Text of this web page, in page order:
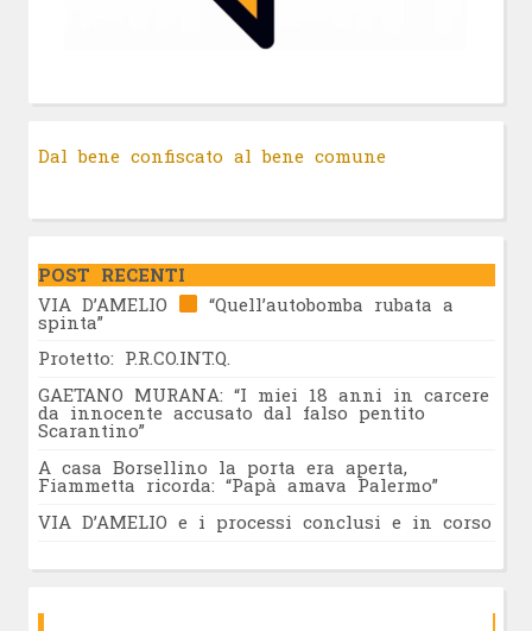
Dal bene confiscato al bene comune
POST RECENTI
VIA D’AMELIO
“Quell’autobomba rubata a
spinta”
Protetto: P.R.CO.INT.Q.
GAETANO MURANA: “I miei 18 anni in carcere
da innocente accusato dal falso pentito
Scarantino”
A casa Borsellino la porta era aperta,
Fiammetta ricorda: “Papà amava Palermo”
VIA D’AMELIO e i processi conclusi e in corso